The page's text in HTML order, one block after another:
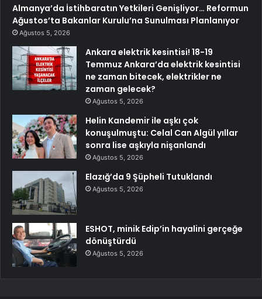
Almanya’da İstihbaratın Yetkileri Genişliyor… Reformun
Ağustos’ta Bakanlar Kurulu’na Sunulması Planlanıyor
Ağustos 5, 2026
Ankara elektrik kesintisi! 18-19
Temmuz Ankara’da elektrik kesintisi
ne zaman bitecek, elektrikler ne
zaman gelecek?
Ağustos 5, 2026
Helin Kandemir ile aşkı çok
konuşulmuştu: Celal Can Algül yıllar
sonra lise aşkıyla nişanlandı
Ağustos 5, 2026
Elazığ’da 9 Şüpheli Tutuklandı
Ağustos 5, 2026
ESHOT, minik Edip’in hayalini gerçeğe
dönüştürdü
Ağustos 5, 2026